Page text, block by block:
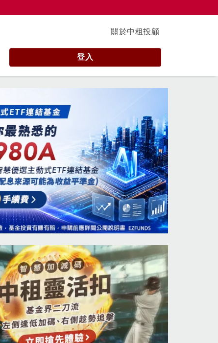
關於中租投顧
登入